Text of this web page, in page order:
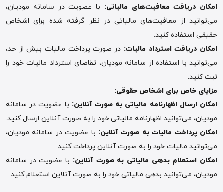
امکان دریافت معافیت‌های مالیاتی: با عضویت در سامانه مودیان،
می‌توانید از معافیت‌های مالیاتی در نظر گرفته شده برای اشخاص
حقیقی استفاده کنید.
امکان دریافت استرداد مالیات: در صورت پرداخت مالیات بیش از حد،
می‌توانید با استفاده از سامانه مودیان، تقاضای استرداد مالیات خود را
ثبت کنید.
مزایای خاص برای اشخاص حقوقی:
امکان ارسال اظهارنامه مالیاتی به صورت آنلاین: با عضویت در سامانه
مودیان، می‌توانید اظهارنامه مالیاتی خود را به صورت آنلاین ارسال کنید.
امکان پرداخت مالیات به صورت آنلاین: با عضویت در سامانه مودیان،
می‌توانید مالیات خود را به صورت آنلاین پرداخت کنید.
امکان استعلام بدهی مالیاتی به صورت آنلاین: با عضویت در سامانه
مودیان، می‌توانید بدهی مالیاتی خود را به صورت آنلاین استعلام کنید.